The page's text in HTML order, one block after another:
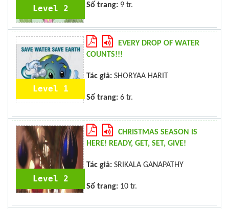
Level 2 Số trang: 9 tr.
Level 1
EVERY DROP OF WATER
COUNTS!!!
Tác giả: SHORYAA HARIT
Số trang: 6 tr.
Level 2
CHRISTMAS SEASON IS
HERE! READY, GET, SET, GIVE!
Tác giả: SRIKALA GANAPATHY
Số trang: 10 tr.